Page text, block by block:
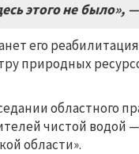
этого не было»,
его
природных
областного
чистой водой
области».